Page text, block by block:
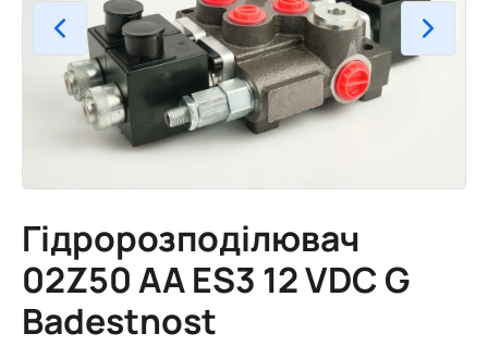
Гідророзподілювач
02Z50 AA ES3 12 VDC G
Badestnost